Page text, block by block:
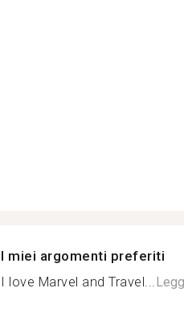
I miei argomenti preferiti
I love Marvel and Travel...